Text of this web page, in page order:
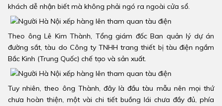
khách dễ nhận biết mà không phải ngó ra ngoài cửa sổ.
Theo ông Lê Kim Thành, Tổng giám đốc Ban quản lý dự án
đường sắt, tàu do Công ty TNHH trang thiết bị tàu điện ngầm
Bắc Kinh (Trung Quốc) chế tạo và sản xuất.
Tuy nhiên, theo ông Thành, đây là đầu tàu mẫu nên mọi thứ
chưa hoàn thiện, một vài chi tiết buồng lái chưa đầy đủ, phía